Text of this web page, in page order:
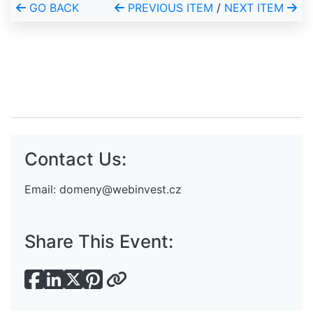
GO BACK PREVIOUS ITEM / NEXT ITEM
Contact Us:
Email: domeny@webinvest.cz
Share This Event: